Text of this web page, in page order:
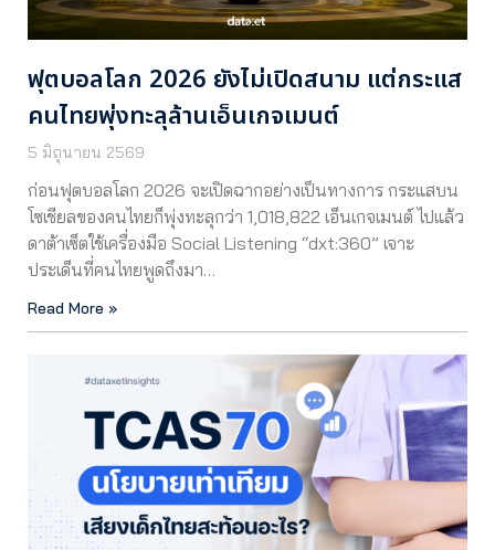
ฟุตบอลโลก 2026 ยังไม่เปิดสนาม แต่กระแส
คนไทยพุ่งทะลุล้านเอ็นเกจเมนต์
5 มิถุนายน 2569
ก่อนฟุตบอลโลก 2026 จะเปิดฉากอย่างเป็นทางการ กระแสบน
โซเชียลของคนไทยก็พุ่งทะลุกว่า 1,018,822 เอ็นเกจเมนต์ ไปแล้ว
ดาต้าเซ็ตใช้เครื่องมือ Social Listening “dxt:360” เจาะ
ประเด็นที่คนไทยพูดถึงมา…
Read More »